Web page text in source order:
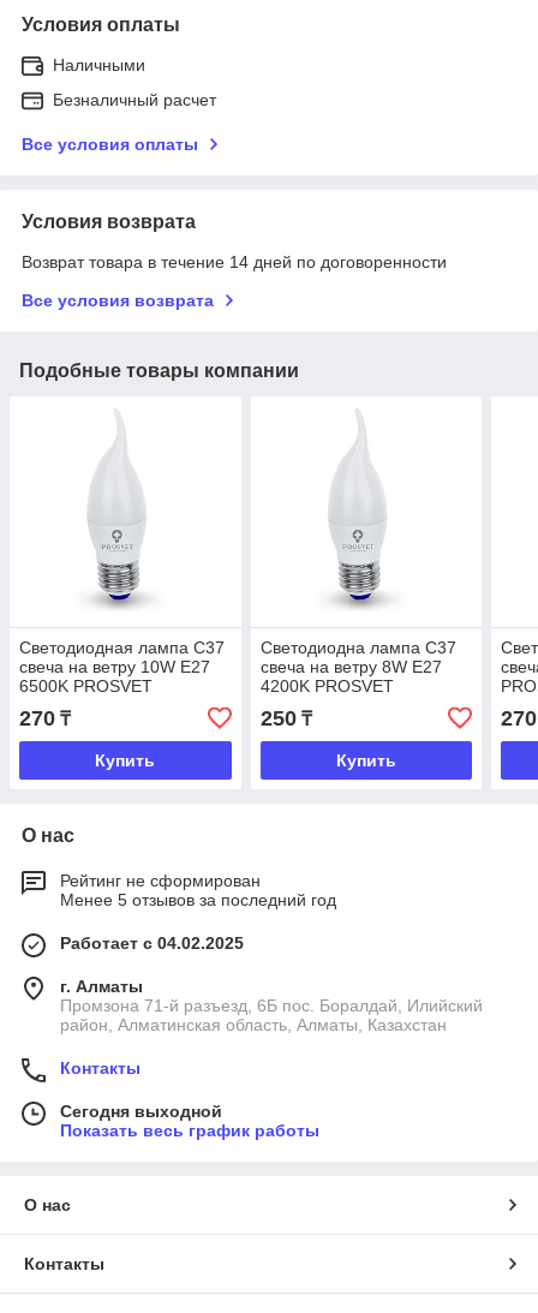
Условия оплаты
Наличными
Безналичный расчет
Все условия оплаты
Условия возврата
Возврат товара в течение 14 дней по договоренности
Все условия возврата
Подобные товары компании
Светодиодная лампа C37
свеча на ветру 10W E27
6500K PROSVET
270 ₸
Купить
Светодиодна лампа C37
свеча на ветру 8W E27
4200K PROSVET
250₸
Купить
270
О нас
Рейтинг не сформирован
Менее 5 отзывов за последний год
Работает с 04.02.2025
г. Алматы
Промзона 71-й разъезд, 6Б пос. Боралдай, Илийский
район, Алматинская область, Алматы, Казахстан
Контакты
Сегодня выходной
Показать весь график работы
О нас
Контакты